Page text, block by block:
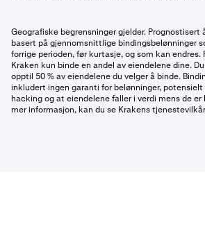
Geografiske begrensninger gjelder. Prognostisert
basert på gjennomsnittlige bindingsbelønninger
forrige perioden, før kurtasje, og som kan endres.
Kraken kun binde en andel av eiendelene dine.
opptil 50 % av eiendelene du velger å binde.
inkludert ingen garanti for belønninger,
hacking og at eiendelene faller i verdi mens de er
mer informasjon, kan du se Krakens